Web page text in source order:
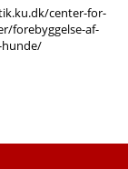
center-for-
forebyggelse-af-
hunde/